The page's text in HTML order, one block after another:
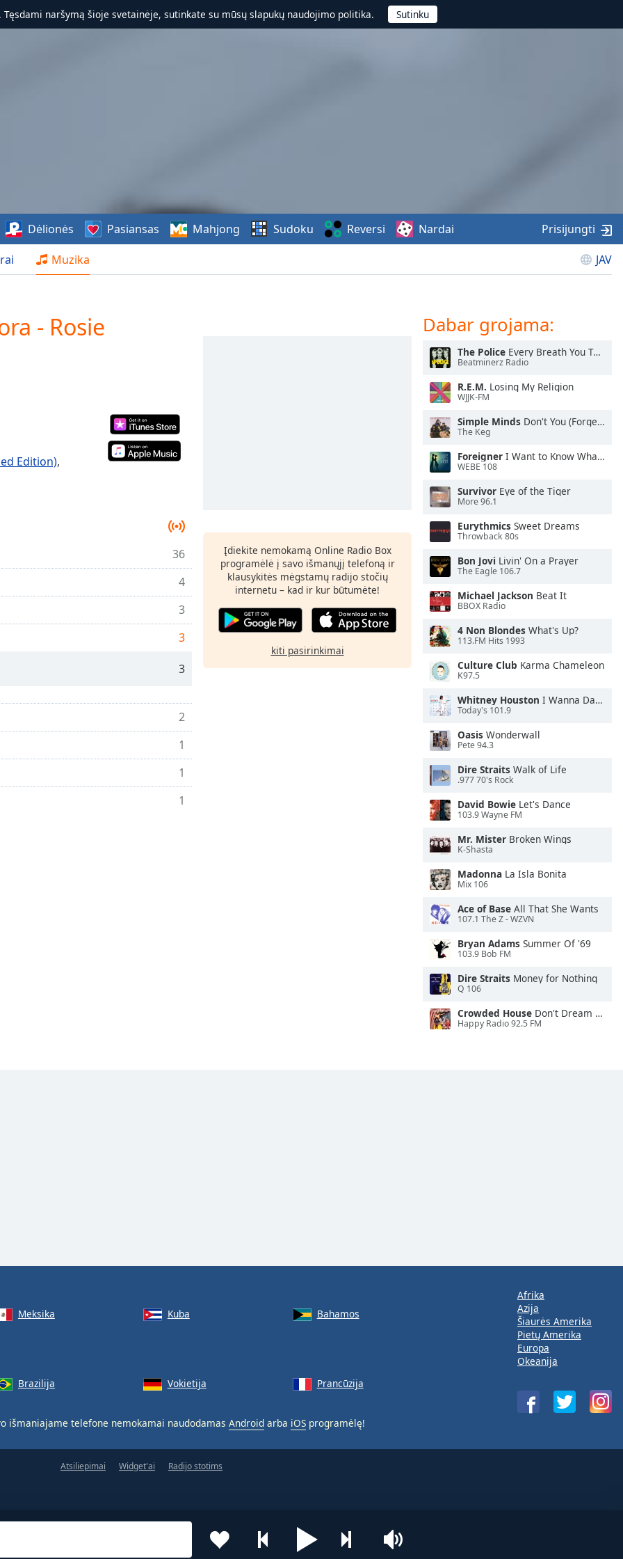
. Tęsdami naršymą šioje svetainėje, sutinkate su mūsų slapukų naudojimo politika.
Muzika JAV
Dėlionės Pasiansas Mahjong Sudoku Reversi Nardai Prisijungti
- Rosie
Edition),
36
4
3
3
3
2
1
1
1
Įdiekite nemokamą Online Radio Box
programėlė į savo išmanųjį telefoną ir
klausykitės mėgstamų radijo stočių
internetu – kad ir kur būtumėte!
kiti pasirinkimai
Dabar grojama:
The Police Every Breath You Take
Beatminerz Radio
R.E.M. Losing My Religion
WJJK-FM
Simple Minds Don't You (Forget About Me)
The Keg
Foreigner I Want to Know What Love Is
WEBE 108
Survivor Eye of the Tiger
More 96.1
Eurythmics Sweet Dreams
Throwback 80s
Bon Jovi Livin' On a Prayer
The Eagle 106.7
Michael Jackson Beat It
BBOX Radio
4 Non Blondes What's Up?
113.FM Hits 1993
Culture Club Karma Chameleon
K97.5
Whitney Houston I Wanna Dance With Somebody
Today's 101.9
Oasis Wonderwall
Pete 94.3
Dire Straits Walk of Life
.977 70's Rock
David Bowie Let's Dance
103.9 Wayne FM
Mr. Mister Broken Wings
K-Shasta
Madonna La Isla Bonita
Mix 106
Ace of Base All That She Wants
107.1 The Z - WZVN
Bryan Adams Summer Of '69
103.9 Bob FM
Dire Straits Money for Nothing
Q 106
Crowded House Don't Dream It's Over
Happy Radio 92.5 FM
Meksika Kuba
Bahamos
Brazilija Vokietija Prancūzija
išmaniajame telefone nemokamai naudodamas Android arba iOS programėlę!
Afrika
Azija
Šiaurės Amerika
Pietų Amerika
Europa
Okeanija
Atsiliepimai Widget'ai Radijo stotims